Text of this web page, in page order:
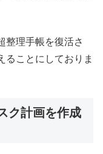
整理手帳を復活さ
ることにしておりま
ク計画を作成